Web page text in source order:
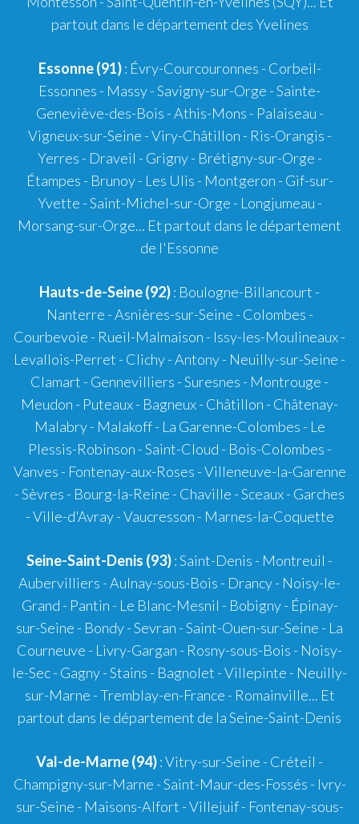
partout dans le département des Yvelines
Essonne (91): Évry-Courcouronnes - Corbeil-
Essonnes - Massy - Savigny-sur-Orge - Sainte-
Geneviève-des-Bois - Athis-Mons - Palaiseau -
Vigneux-sur-Seine - Viry-Châtillon - Ris-Orangis -
Yerres - Draveil - Grigny - Brétigny-sur-Orge -
Étampes - Brunoy - Les Ulis - Montgeron - Gif-sur-
Yvette - Saint-Michel-sur-Orge - Longjumeau -
Morsang-sur-Orge... Et partout dans le département
de l'Essonne
Hauts-de-Seine (92): Boulogne-Billancourt -
Nanterre - Asnières-sur-Seine - Colombes -
Courbevoie - Rueil-Malmaison - Issy-les-Moulineaux -
Levallois-Perret - Clichy - Antony - Neuilly-sur-Seine -
Clamart - Gennevilliers - Suresnes - Montrouge -
Meudon - Puteaux - Bagneux - Châtillon - Châtenay-
Malabry - Malakoff - La Garenne-Colombes - Le
Plessis-Robinson - Saint-Cloud - Bois-Colombes -
Vanves - Fontenay-aux-Roses - Villeneuve-la-Garenne
- Sèvres - Bourg-la-Reine - Chaville - Sceaux - Garches
- Ville-d'Avray - Vaucresson - Marnes-la-Coquette
Seine-Saint-Denis (93): Saint-Denis - Montreuil -
Aubervilliers - Aulnay-sous-Bois - Drancy - Noisy-le-
Grand - Pantin - Le Blanc-Mesnil - Bobigny - Épinay-
sur-Seine - Bondy - Sevran - Saint-Ouen-sur-Seine - La
Courneuve - Livry-Gargan - Rosny-sous-Bois - Noisy-
le-Sec - Gagny - Stains - Bagnolet - Villepinte - Neuilly-
sur-Marne - Tremblay-en-France - Romainville... Et
partout dans le département de la Seine-Saint-Denis
Val-de-Marne (94): Vitry-sur-Seine - Créteil -
Champigny-sur-Marne - Saint-Maur-des-Fossés - Ivry-
sur-Seine - Maisons-Alfort - Villejuif - Fontenay-sous-